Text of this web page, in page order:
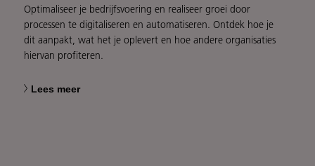
Optimaliseer je bedrijfsvoering en realiseer groei door
processen te digitaliseren en automatiseren. Ontdek hoe je
dit aanpakt, wat het je oplevert en hoe andere organisaties
hiervan profiteren.
Lees meer